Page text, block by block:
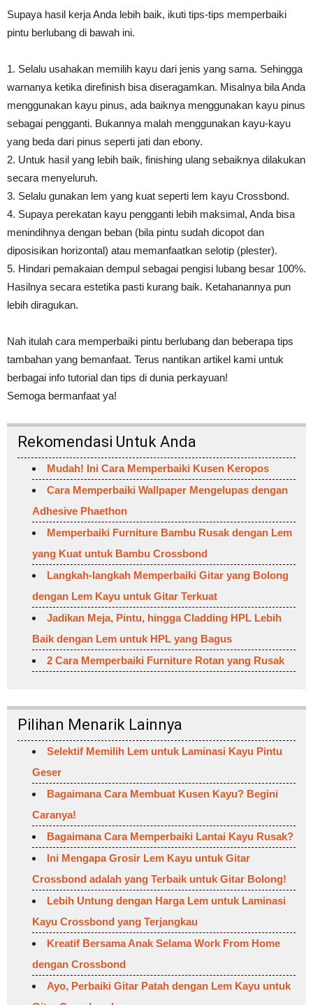
Supaya hasil kerja Anda lebih baik, ikuti tips-tips memperbaiki
pintu berlubang di bawah ini.
1. Selalu usahakan memilih kayu dari jenis yang sama. Sehingga
warnanya ketika direfinish bisa diseragamkan. Misalnya bila Anda
menggunakan kayu pinus, ada baiknya menggunakan kayu pinus
sebagai pengganti. Bukannya malah menggunakan kayu-kayu
yang beda dari pinus seperti jati dan ebony.
2. Untuk hasil yang lebih baik, finishing ulang sebaiknya dilakukan
secara menyeluruh.
3. Selalu gunakan lem yang kuat seperti lem kayu Crossbond.
4. Supaya perekatan kayu pengganti lebih maksimal, Anda bisa
menindihnya dengan beban (bila pintu sudah dicopot dan
diposisikan horizontal) atau memanfaatkan selotip (plester).
5. Hindari pemakaian dempul sebagai pengisi lubang besar 100%.
Hasilnya secara estetika pasti kurang baik. Ketahanannya pun
lebih diragukan.
Nah itulah cara memperbaiki pintu berlubang dan beberapa tips
tambahan yang bemanfaat. Terus nantikan artikel kami untuk
berbagai info tutorial dan tips di dunia perkayuan!
Semoga bermanfaat ya!
Rekomendasi Untuk Anda
Mudah! Ini Cara Memperbaiki Kusen Keropos
Cara Memperbaiki Wallpaper Mengelupas dengan
Adhesive Phaethon
Memperbaiki Furniture Bambu Rusak dengan Lem
yang Kuat untuk Bambu Crossbond
Langkah-langkah Memperbaiki Gitar yang Bolong
dengan Lem Kayu untuk Gitar Terkuat
Jadikan Meja, Pintu, hingga Cladding HPL Lebih
Baik dengan Lem untuk HPL yang Bagus
2 Cara Memperbaiki Furniture Rotan yang Rusak
Pilihan Menarik Lainnya
Selektif Memilih Lem untuk Laminasi Kayu Pintu
Geser
Bagaimana Cara Membuat Kusen Kayu? Begini
Caranya!
Bagaimana Cara Memperbaiki Lantai Kayu Rusak?
Ini Mengapa Grosir Lem Kayu untuk Gitar
Crossbond adalah yang Terbaik untuk Gitar Bolong!
Lebih Untung dengan Harga Lem untuk Laminasi
Kayu Crossbond yang Terjangkau
Kreatif Bersama Anak Selama Work From Home
dengan Crossbond
Ayo, Perbaiki Gitar Patah dengan Lem Kayu untuk